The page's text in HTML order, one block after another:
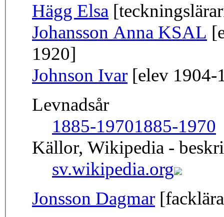
Hägg Elsa
Johansson Anna KSAL
1920]
Johnson Ivar [elev 1904-
Levnadsår
1885-19701885-1970
Källor, Wikipedia -
sv.wikipedia.org
Jonsson Dagmar